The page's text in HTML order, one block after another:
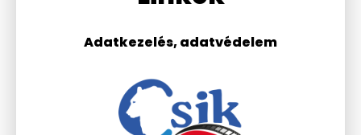
Adatkezelés, adatvédelem